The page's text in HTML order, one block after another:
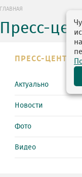
ГЛАВНАЯ
Пресс-
ПРЕСС-ЦЕНТР
Актуально
Новости
Фото
Видео